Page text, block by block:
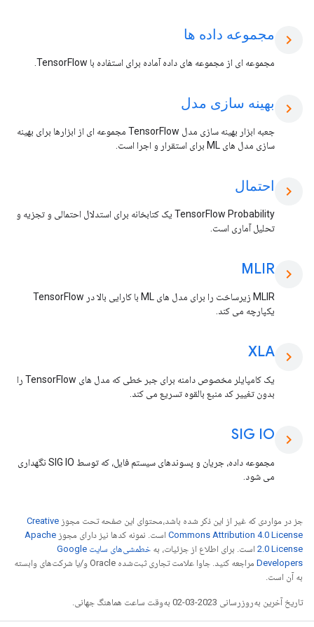
chevron_right مجموعه داده ها
مجموعه ای از مجموعه های داده آماده برای استفاده با TensorFlow.
chevron_right بهینه سازی مدل
جعبه ابزار بهینه سازی مدل TensorFlow مجموعه ای از ابزارها برای بهینه
سازی مدل های ML برای استقرار و اجرا است.
chevron_right احتمال
TensorFlow Probability یک کتابخانه برای استدلال احتمالی و تجزیه و
تحلیل آماری است.
chevron_right
MLIR
MLIR زیرساخت را برای مدل های ML با کارایی بالا در TensorFlow
یکپارچه می کند.
chevron_right
XLA
یک کامپایلر مخصوص دامنه برای جبر خطی که مدل های TensorFlow را
بدون تغییر کد منبع بالقوه تسریع می کند.
chevron_right
SIG IO
مجموعه داده، جریان و پسوندهای سیستم فایل، که توسط SIG IO نگهداری
می شود.
جز در مواردی که غیر از این ذکر شده باشد،‌محتوای این صفحه تحت مجوز Creative
Commons Attribution 4.0 License است. نمونه کدها نیز دارای مجوز Apache
2.0 License است. برای اطلاع از جزئیات، به
خطمشی‌های سایت Google
Developers‏
مراجعه کنید. جاوا علامت تجاری ثبت‌شده Oracle و/یا شرکت‌های وابسته
به آن است.
تاریخ آخرین به‌روزرسانی 2023-03-02 به‌وقت ساعت هماهنگ جهانی.